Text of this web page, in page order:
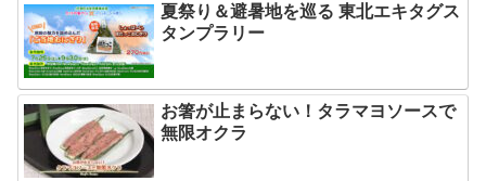
夏祭り＆避暑地を巡る 東北エキタグス
タンプラリー
お箸が止まらない！タラマヨソースで
無限オクラ